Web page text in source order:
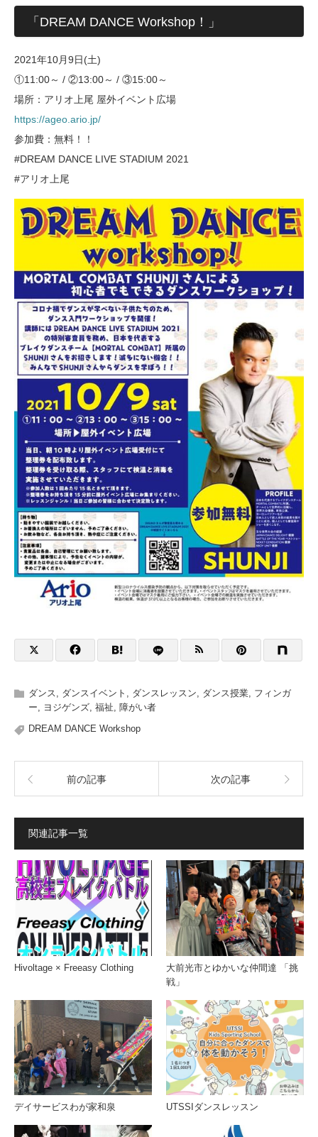
「DREAM DANCE Workshop！」
2021年10月9日(土)
①11:00～ / ②13:00～ / ③15:00～
場所：アリオ上尾 屋外イベント広場
https://ageo.ario.jp/
参加費：無料！！
#DREAM DANCE LIVE STADIUM 2021
#アリオ上尾
ダンス, ダンスイベント , ダンスレッスン, ダンス授業, フィンガ
ー, ヨジゲンズ, 福祉, 障がい者
DREAM DANCE Workshop
前の記事 次の記事
関連記事一覧
Hivoltage × Freeasy Clothing
大前光市とゆかいな仲間達 「挑
戦」
デイサービスわが家和泉 UTSSIダンスレッスン